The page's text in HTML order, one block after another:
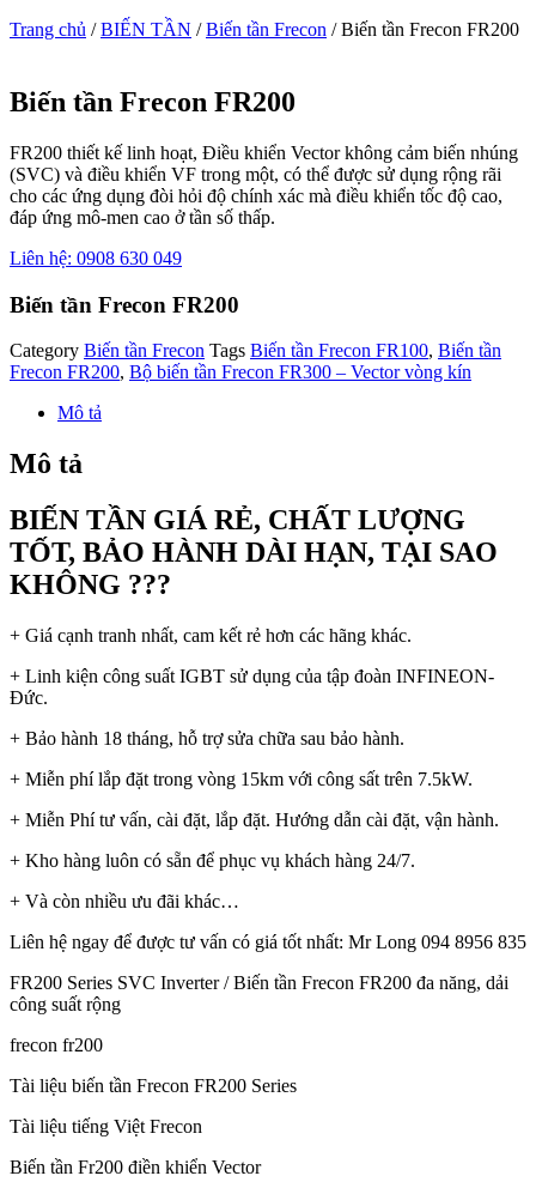
Trang chủ /BIẾN TẦN /Biến tần Frecon / Biến tần Frecon FR200
Biến tần Frecon FR200
FR200 thiết kế linh hoạt, Điều khiển Vector không cảm biến nhúng
(SVC) và điều khiển VF trong một, có thể được sử dụng rộng rãi
cho các ứng dụng đòi hỏi độ chính xác mà điều khiển tốc độ cao,
đáp ứng mô-men cao ở tần số thấp.
Liên hệ: 0908 630 049
Biến tần Frecon FR200
Category Biến tần Frecon Tags Biến tần Frecon FR100, Biến tần
Frecon FR200, Bộ biến tần Frecon FR300 – Vector vòng kín
Mô tả
Mô tả
BIẾN TẦN GIÁ RẺ, CHẤT LƯỢNG
TỐT, BẢO HÀNH DÀI HẠN, TẠI SAO
KHÔNG ???
+ Giá cạnh tranh nhất, cam kết rẻ hơn các hãng khác.
+ Linh kiện công suất IGBT sử dụng của tập đoàn INFINEON-
Đức.
+ Bảo hành 18 tháng, hỗ trợ sửa chữa sau bảo hành.
+ Miễn phí lắp đặt trong vòng 15km với công sất trên 7.5kW.
+ Miễn Phí tư vấn, cài đặt, lắp đặt. Hướng dẫn cài đặt, vận hành.
+ Kho hàng luôn có sẵn để phục vụ khách hàng 24/7.
+ Và còn nhiều ưu đãi khác…
Liên hệ ngay để được tư vấn có giá tốt nhất: Mr Long 094 8956 835
FR200 Series SVC Inverter / Biến tần Frecon FR200 đa năng, dải
công suất rộng
frecon fr200
Tài liệu biến tần Frecon FR200 Series
Tài liệu tiếng Việt Frecon
Biến tần Fr200 điền khiển Vector